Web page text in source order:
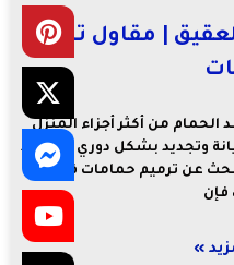
| مقاول ترميم
من أكثر أجزاء المنزل
وتجديد بشكل دوري للحفاظ
عن ترميم حمامات في حي
فإن
»